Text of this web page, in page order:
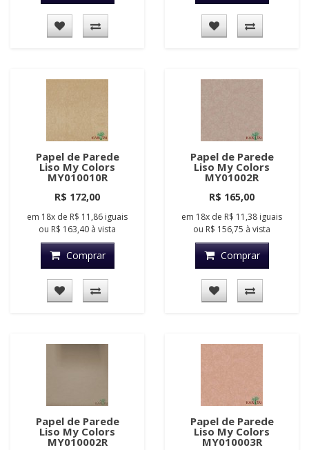
Papel de Parede
Liso My Colors
MY010010R
R$ 172,00
em 18x de R$ 11,86 iguais
ou R$ 163,40 à vista
Comprar
Papel de Parede
Liso My Colors
MY01002R
R$ 165,00
em 18x de R$ 11,38 iguais
ou R$ 156,75 à vista
Comprar
Papel de Parede
Liso My Colors
MY010002R
Papel de Parede
Liso My Colors
MY010003R